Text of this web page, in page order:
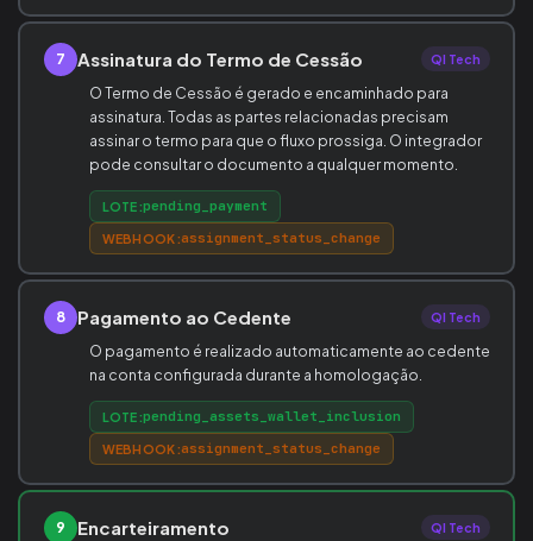
7 Assinatura do Termo de Cessão QI Tech
O Termo de Cessão é gerado e encaminhado para
assinatura. Todas as partes relacionadas precisam
assinar o termo para que o fluxo prossiga. O integrador
pode consultar o documento a qualquer momento.
LOTE:pending_payment
WEBHOOK:assignment_status_change
8 Pagamento ao Cedente QI Tech
O pagamento é realizado automaticamente ao cedente
na conta configurada durante a homologação.
LOTE:pending_assets_wallet_inclusion
WEBHOOK:assignment_status_change
9 Encarteiramento QI Tech